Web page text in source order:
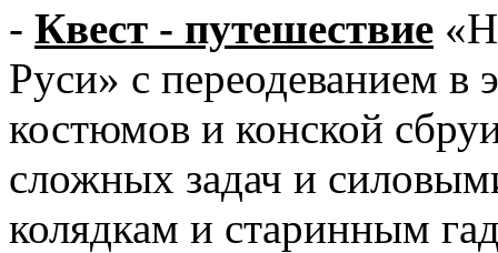
- Квест - путешествие
Руси» с переодеванием
костюмов и конской
сложных задач и
колядкам и старинным